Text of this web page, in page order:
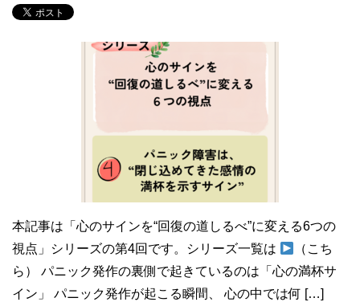
本記事は「心のサインを“回復の道しるべ”に変える6つの
視点」シリーズの第4回です。シリーズ一覧は
（こち
ら） パニック発作の裏側で起きているのは「心の満杯サ
イン」 パニック発作が起こる瞬間、 心の中では何 […]